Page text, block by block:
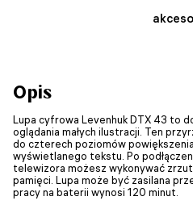
Opis
Lupa cyfrowa Levenhuk DTX 43 to
oglądania małych ilustracji. Ten
do czterech poziomów
wyświetlanego tekstu. Po
telewizora możesz wykonywać
pamięci. Lupa może być zasilana
pracy na baterii wynosi 120 minut.